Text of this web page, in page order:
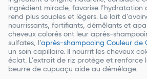
ingrédient miracle, favorise l’hydratation
rend plus souples et légers. Le lait
nourrissants, fortifiants, démêlants et
cheveux colorés ont leur après-
sulfates, l’après-shampooing Couleur de
un soin capillaire. Il nourrit les cheveux
éclat. L’extrait de riz protège et renforce
beurre de cupuaçu aide au démêlage.